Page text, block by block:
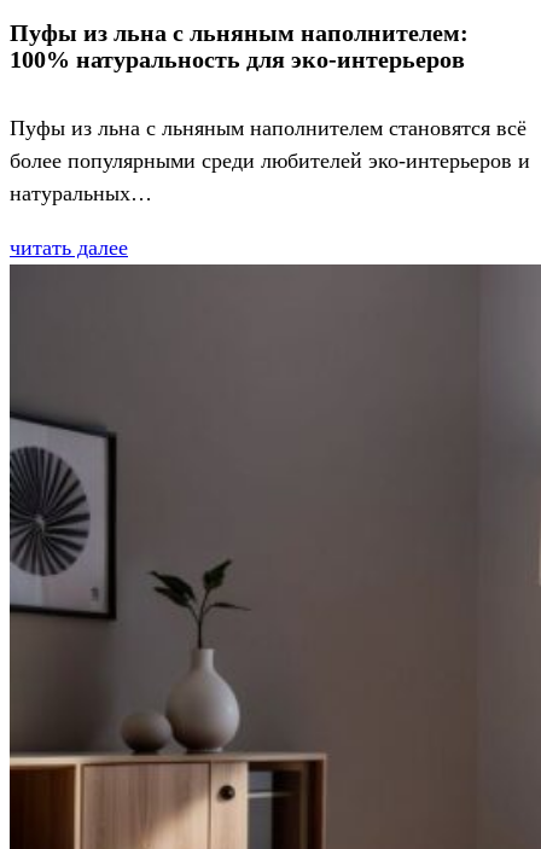
Пуфы из льна с льняным наполнителем:
100% натуральность для эко-интерьеров
Пуфы из льна с льняным наполнителем становятся всё
более популярными среди любителей эко-интерьеров и
натуральных…
читать далее